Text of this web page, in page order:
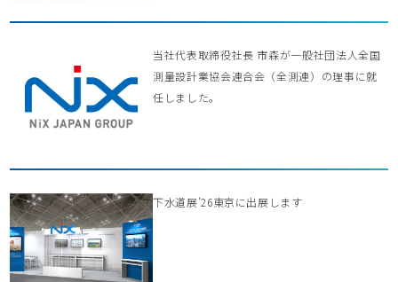
当社代表取締役社長 市森が一般社団法人全国
測量設計業協会連合会（全測連）の理事に就
任しました。
下水道展’26東京に出展します